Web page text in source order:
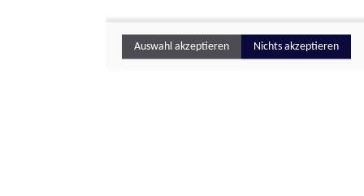
Auswahl akzeptieren Nichts akzeptieren